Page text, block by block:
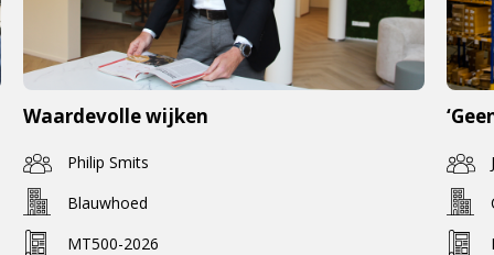
Waardevolle wijken
Philip Smits
Blauwhoed
MT500-2026